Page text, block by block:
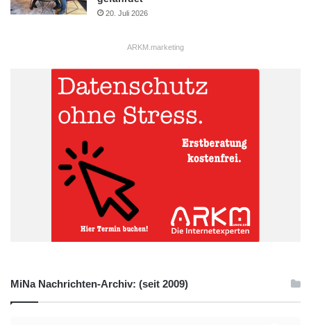
20. Juli 2026
ARKM.marketing
MiNa Nachrichten-Archiv: (seit 2009)